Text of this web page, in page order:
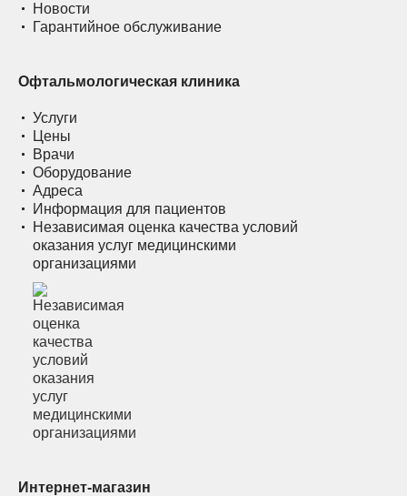
Новости
Гарантийное обслуживание
Офтальмологическая клиника
Услуги
Цены
Врачи
Оборудование
Адреса
Информация для пациентов
Независимая оценка качества условий
оказания услуг медицинскими
организациями
Интернет-магазин